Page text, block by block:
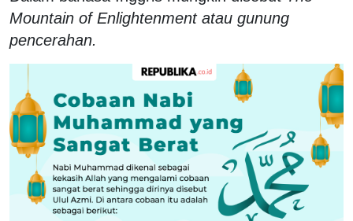
Mountain of Enlightenment atau gunung
pencerahan.